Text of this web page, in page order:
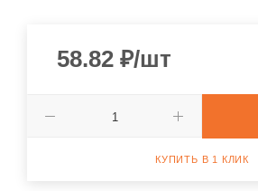
58.82 ₽/шт
КУПИТЬ В 1 КЛИК